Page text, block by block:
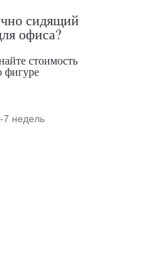
недель
стоимость
фигуре
сидящий
офиса?